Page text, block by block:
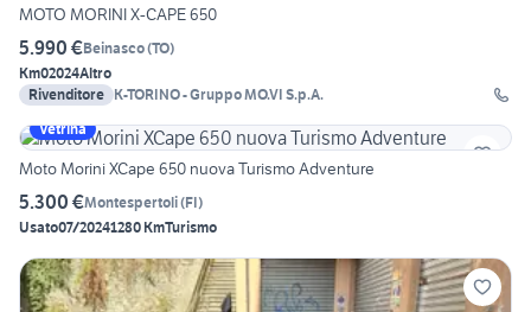
MOTO MORINI X-CAPE 650
5.990 €Beinasco(TO)
Km02024Altro
Rivenditore K-TORINO - Gruppo MO.VI S.p.A.
Vetrina
Moto Morini XCape 650 nuova Turismo Adventure
5.300 €Montespertoli(FI)
Usato07/20241280 KmTurismo